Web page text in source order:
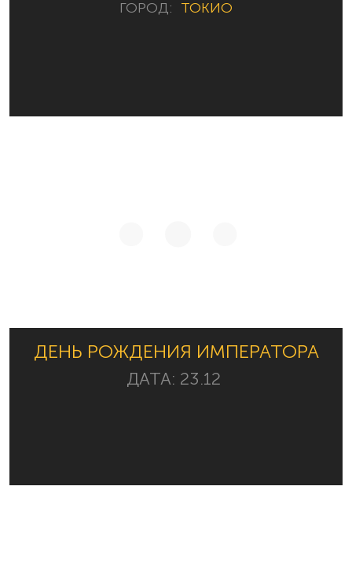
ГОРОД: ТОКИО
ДЕНЬ РОЖДЕНИЯ ИМПЕРАТОРА
ДАТА: 23.12